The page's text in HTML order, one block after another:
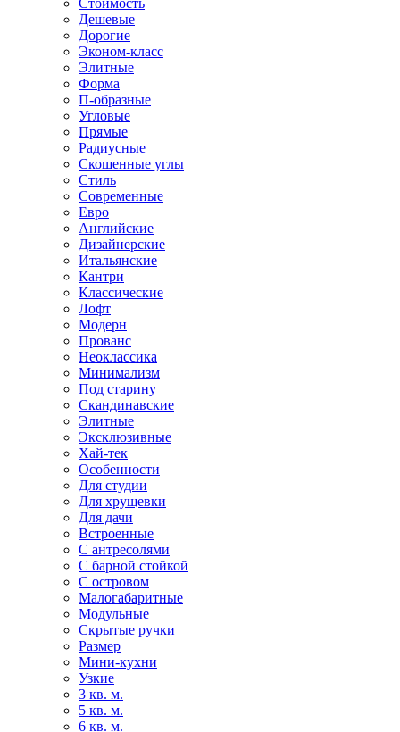
Стоимость
Дешевые
Дорогие
Эконом-класс
Элитные
Форма
П-образные
Угловые
Прямые
Радиусные
Скошенные углы
Стиль
Современные
Евро
Английские
Дизайнерские
Итальянские
Кантри
Классические
Лофт
Модерн
Прованс
Неоклассика
Минимализм
Под старину
Скандинавские
Элитные
Эксклюзивные
Хай-тек
Особенности
Для студии
Для хрущевки
Для дачи
Встроенные
С антресолями
С барной стойкой
С островом
Малогабаритные
Модульные
Скрытые ручки
Размер
Мини-кухни
Узкие
3 кв. м.
5 кв. м.
6 кв. м.